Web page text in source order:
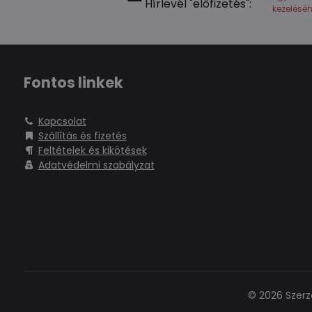
Hírlevél "előfizetés":
Fontos linkek
Kapcsolat
Szállítás és fizetés
Feltételek és kikötések
Adatvédelmi szabályzat
©2026